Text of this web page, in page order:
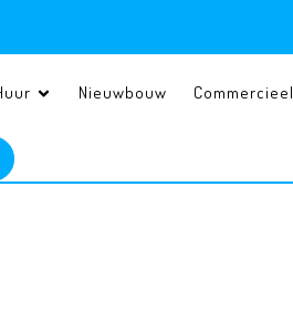
Nieuwbouw Commercieel